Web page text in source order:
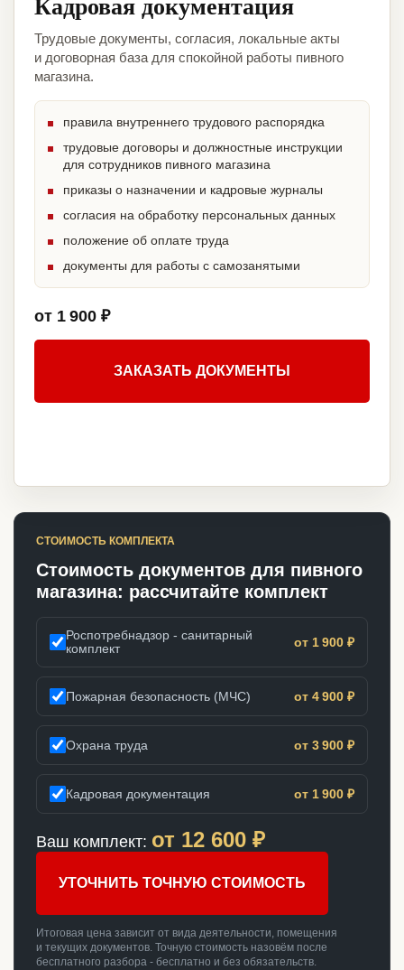
Трудовые документы, согласия, локальные акты
и договорная база для спокойной работы пивного
магазина.
правила внутреннего трудового распорядка
трудовые договоры и должностные инструкции
для сотрудников пивного магазина
приказы о назначении и кадровые журналы
согласия на обработку персональных данных
положение об оплате труда
документы для работы с самозанятыми
от 1 900 ₽
ЗАКАЗАТЬ ДОКУМЕНТЫ
СТОИМОСТЬ КОМПЛЕКТА
Стоимость документов для пивного
магазина: рассчитайте комплект
Роспотребнадзор - санитарный
комплект
от 1 900 ₽
Пожарная безопасность (МЧС) от 4 900 ₽
Охрана труда от 3 900 ₽
Кадровая документация от 1 900 ₽
Ваш комплект: от 12 600 ₽
УТОЧНИТЬ ТОЧНУЮ СТОИМОСТЬ
Итоговая цена зависит от вида деятельности, помещения
и текущих документов. Точную стоимость назовём после
бесплатного разбора - бесплатно и без обязательств.